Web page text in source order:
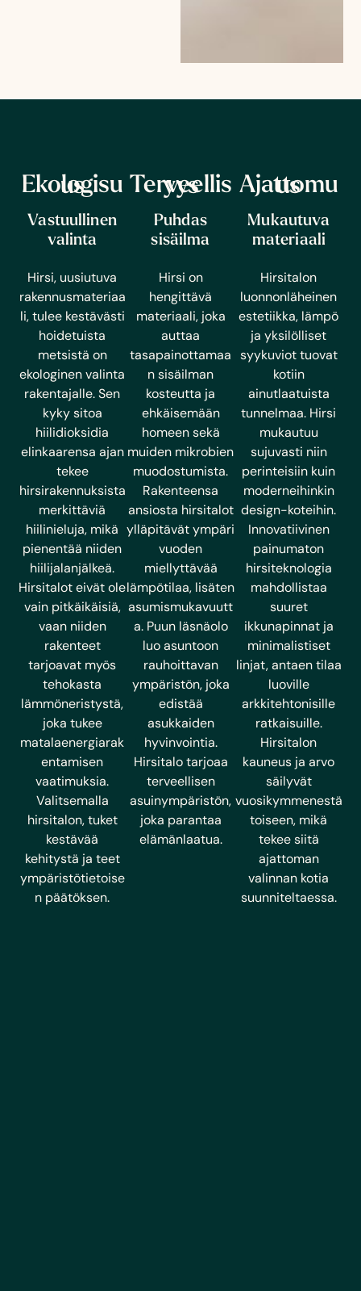
Ekologisuus
Vastuullinen
valinta
Hirsi, uusiutuva
rakennusmateriaa
li, tulee kestävästi
hoidetuista
metsistä on
ekologinen valinta
rakentajalle. Sen
kyky sitoa
hiilidioksidia
elinkaarensa ajan
tekee
hirsirakennuksista
merkittäviä
hiilinieluja, mikä
pienentää niiden
hiilijalanjälkeä.
Hirsitalot eivät ole
vain pitkäikäisiä,
vaan niiden
rakenteet
tarjoavat myös
tehokasta
lämmöneristystä,
joka tukee
matalaenergiarak
entamisen
vaatimuksia.
Valitsemalla
hirsitalon, tuket
kestävää
kehitystä ja teet
ympäristötietoise
n päätöksen.
Terveellisyys
Puhdas
sisäilma
Hirsi on
hengittävä
materiaali, joka
auttaa
tasapainottamaa
n sisäilman
kosteutta ja
ehkäisemään
homeen sekä
muiden mikrobien
muodostumista.
Rakenteensa
ansiosta hirsitalot
ylläpitävät ympäri
vuoden
miellyttävää
lämpötilaa, lisäten
asumismukavuutt
a. Puun läsnäolo
luo asuntoon
rauhoittavan
ympäristön, joka
edistää
asukkaiden
hyvinvointia.
Hirsitalo tarjoaa
terveellisen
asuinympäristön,
joka parantaa
elämänlaatua.
Ajattomuus
Mukautuva
materiaali
Hirsitalon
luonnonläheinen
estetiikka, lämpö
ja yksilölliset
syykuviot tuovat
kotiin
ainutlaatuista
tunnelmaa. Hirsi
mukautuu
sujuvasti niin
perinteisiin kuin
moderneihinkin
design-koteihin.
Innovatiivinen
painumaton
hirsiteknologia
mahdollistaa
suuret
ikkunapinnat ja
minimalistiset
linjat, antaen tilaa
luoville
arkkitehtonisille
ratkaisuille.
Hirsitalon
kauneus ja arvo
säilyvät
vuosikymmenestä
toiseen, mikä
tekee siitä
ajattoman
valinnan kotia
suunniteltaessa.